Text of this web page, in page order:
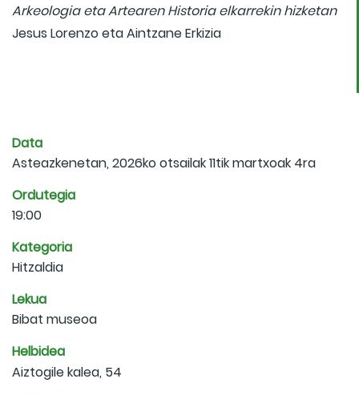
Arkeologia eta Artearen Historia elkarrekin hizketan
Jesus Lorenzo eta Aintzane Erkizia
Data
Asteazkenetan, 2026ko otsailak 11tik martxoak 4ra
Ordutegia
19:00
Kategoria
Hitzaldia
Lekua
Bibat museoa
Helbidea
Aiztogile kalea, 54